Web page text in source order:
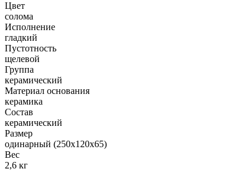
Цвет
солома
Исполнение
гладкий
Пустотность
щелевой
Группа
керамический
Материал основания
керамика
Состав
керамический
Размер
одинарный (250х120х65)
Вес
2,6 кг